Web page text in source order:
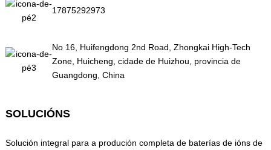
17875292973
No 16, Huifengdong 2nd Road, Zhongkai High-Tech
Zone, Huicheng, cidade de Huizhou, provincia de
Guangdong, China
SOLUCIÓNS
Solución integral para a produción completa de baterías de ións de